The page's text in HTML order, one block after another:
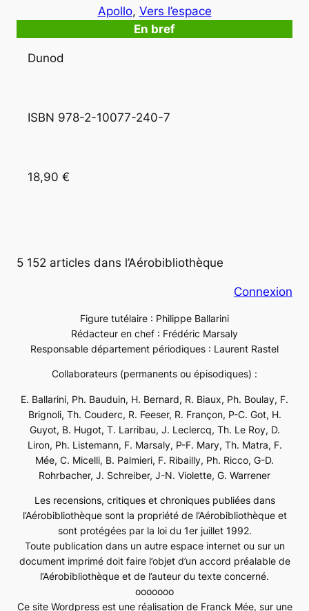
Apollo, Vers l’espace
En bref
Dunod
ISBN 978-2-10077-240-7
18,90 €
5 152 articles dans l’Aérobibliothèque
Connexion
Figure tutélaire : Philippe Ballarini
Rédacteur en chef : Frédéric Marsaly
Responsable département périodiques : Laurent Rastel
Collaborateurs (permanents ou épisodiques) :
E. Ballarini, Ph. Bauduin, H. Bernard, R. Biaux, Ph. Boulay, F.
Brignoli, Th. Couderc, R. Feeser, R. Françon, P-C. Got, H.
Guyot, B. Hugot, T. Larribau, J. Leclercq, Th. Le Roy, D.
Liron, Ph. Listemann, F. Marsaly, P-F. Mary, Th. Matra, F.
Mée, C. Micelli, B. Palmieri, F. Ribailly, Ph. Ricco, G-D.
Rohrbacher, J. Schreiber, J-N. Violette, G. Warrener
Les recensions, critiques et chroniques publiées dans
l’Aérobibliothèque sont la propriété de l’Aérobibliothèque et
sont protégées par la loi du 1er juillet 1992.
Toute publication dans un autre espace internet ou sur un
document imprimé doit faire l’objet d’un accord préalable de
l’Aérobibliothèque et de l’auteur du texte concerné.
ooooooo
Ce site Wordpress est une réalisation de Franck Mée, sur une